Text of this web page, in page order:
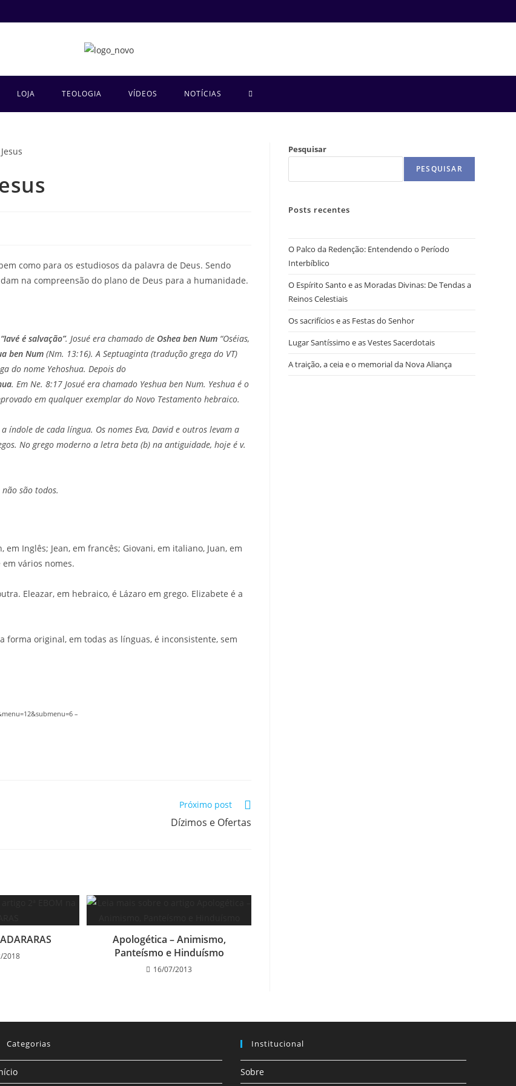
LOJA TEOLOGIA VÍDEOS NOTÍCIAS
como para os estudiosos da palavra de Deus. Sendo
na compreensão do plano de Deus para a humanidade.
“Iavé é salvação”. Josué era chamado de Oshea ben Num “Oséias,
ben Num (Nm. 13:16). A Septuaginta (tradução grega do VT)
do nome Yehoshua. Depois do
. Em Ne. 8:17 Josué era chamado Yeshua ben Num. Yeshua é o
em qualquer exemplar do Novo Testamento hebraico.
índole de cada língua. Os nomes Eva, David e outros levam a
No grego moderno a letra beta (b) na antiguidade, hoje é v.
são todos.
em Inglês; Jean, em francês; Giovani, em italiano, Juan, em
vários nomes.
Eleazar, em hebraico, é Lázaro em grego. Elizabete é a
forma original, em todas as línguas, é inconsistente, sem
–
Próximo post
Dízimos e Ofertas
2018
Apologética – Animismo,
Panteísmo e Hinduísmo
16/07/2013
Pesquisar
PESQUISAR
Posts recentes
O Palco da Redenção: Entendendo o Período
Interbíblico
O Espírito Santo e as Moradas Divinas: De Tendas a
Reinos Celestiais
Os sacrifícios e as Festas do Senhor
Lugar Santíssimo e as Vestes Sacerdotais
A traição, a ceia e o memorial da Nova Aliança
Categorias Institucional
Sobre